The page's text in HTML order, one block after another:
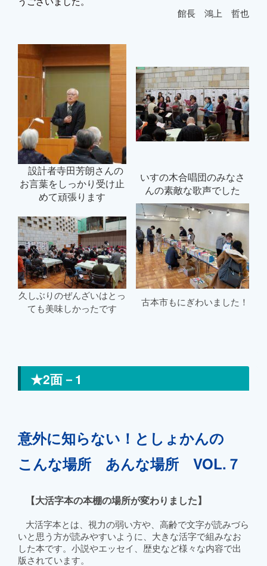
館長 鴻上 哲也
設計者寺田芳朗さんの
お言葉をしっかり受け止
めて頑張ります
いすの木合唱団のみなさ
んの素敵な歌声でした
久しぶりのぜんざいはとっ
ても美味しかったです
古本市もにぎわいました！
★2面－1
意外に知らない！としょかんの
こんな場所 あんな場所 VOL.７
【大活字本の本棚の場所が変わりました】
大活字本とは、視力の弱い方や、高齢で文字が読みづら
いと思う方が読みやすいように、大きな活字で組みなお
した本です。小説やエッセイ、歴史など様々な内容で出
版されています。